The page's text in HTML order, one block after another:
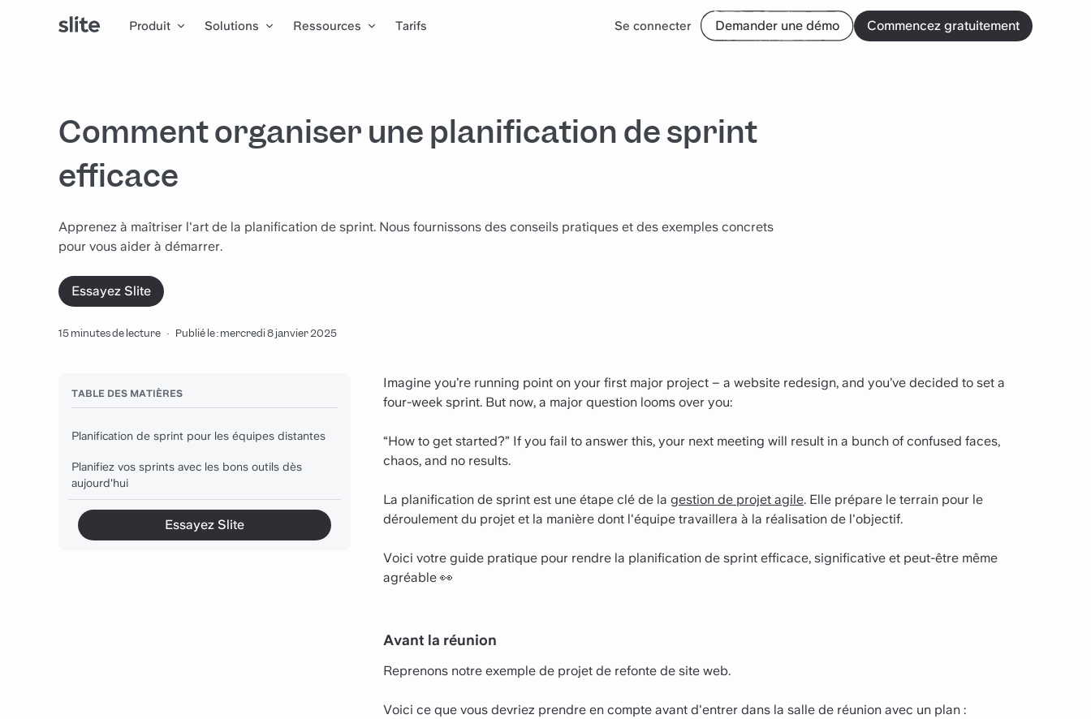
Produit Solutions Ressources Tarifs Se connecter Demander une démo Commencez gratuitement
Comment organiser une planification de sprint
efficace
Apprenez à maîtriser l'art de la planification de sprint. Nous fournissons des conseils pratiques et des exemples concrets
pour vous aider à démarrer.
Essayez Slite
15 minutes de lecture · Publié le : mercredi 8 janvier 2025
TABLE DES MATIÈRES
Planification de sprint pour les équipes distantes
Planifiez vos sprints avec les bons outils dès
aujourd'hui
Essayez Slite
Imagine you’re running point on your first major project – a website redesign, and you’ve decided to set a
four-week sprint. But now, a major question looms over you:
“How to get started?” If you fail to answer this, your next meeting will result in a bunch of confused faces,
chaos, and no results.
La planification de sprint est une étape clé de la gestion de projet agile. Elle prépare le terrain pour le
déroulement du projet et la manière dont l'équipe travaillera à la réalisation de l'objectif.
Voici votre guide pratique pour rendre la planification de sprint efficace, significative et peut-être même
agréable 👀
Avant la réunion
Reprenons notre exemple de projet de refonte de site web.
Voici ce que vous devriez prendre en compte avant d'entrer dans la salle de réunion avec un plan :